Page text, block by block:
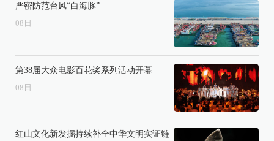
严密防范台风“白海豚”
08 日
第38届大众电影百花奖系列活动开幕
08 日
红山文化新发掘持续补全中华文明实证链